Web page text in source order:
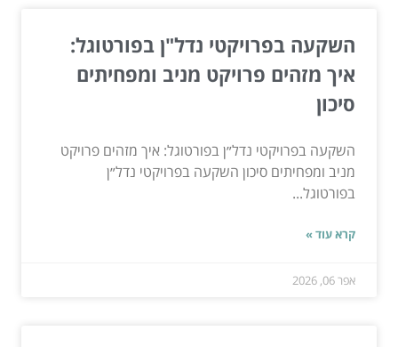
השקעה בפרויקטי נדל"ן בפורטוגל:
איך מזהים פרויקט מניב ומפחיתים
סיכון
השקעה בפרויקטי נדל״ן בפורטוגל: איך מזהים פרויקט
מניב ומפחיתים סיכון השקעה בפרויקטי נדל״ן
בפורטוגל...
קרא עוד »
אפר 06, 2026